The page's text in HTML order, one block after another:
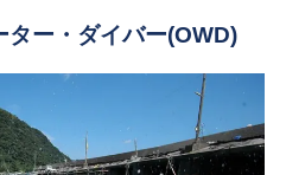
ター・ダイバー(OWD)